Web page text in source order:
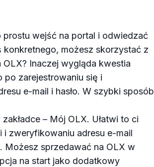
wejść na portal i odwiedzać
możesz skorzystać z
Inaczej wygląda kwestia
zarejestrowaniu się i
e-mail i hasło. W szybki sposób
– Mój OLX. Ułatwi to ci
i zweryfikowaniu adresu e-mail
Możesz sprzedawać na OLX w
na start jako dodatkowy